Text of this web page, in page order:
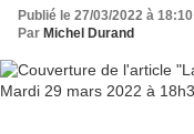
Publié le 27/03/2022 à 18:10
Par Michel Durand